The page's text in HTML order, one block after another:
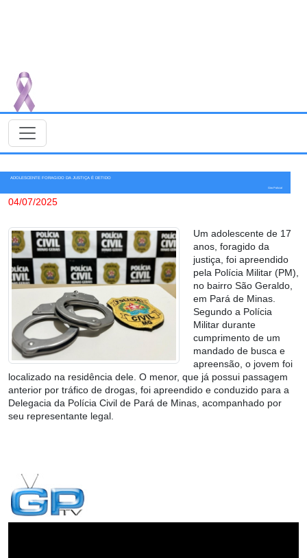
ADOLESCENTE FORAGIDO DA JUSTIÇA É DETIDO
Giro Policial
04/07/2025
Um adolescente de 17
anos, foragido da
justiça, foi apreendido
pela Polícia Militar (PM),
no bairro São Geraldo,
em Pará de Minas.
Segundo a Polícia
Militar durante
cumprimento de um
mandado de busca e
apreensão, o jovem foi
localizado na residência dele. O menor, que já possui passagem
anterior por tráfico de drogas, foi apreendido e conduzido para a
Delegacia da Polícia Civil de Pará de Minas, acompanhado por
seu representante legal.